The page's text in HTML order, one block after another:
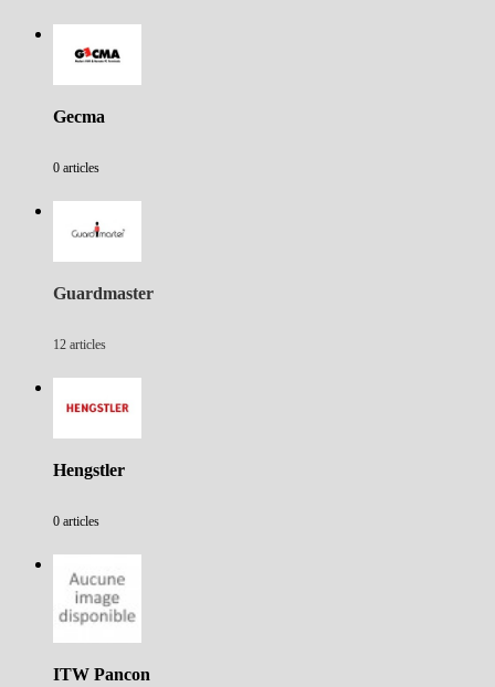
Gecma
0 articles
Guardmaster
12 articles
Hengstler
0 articles
ITW Pancon